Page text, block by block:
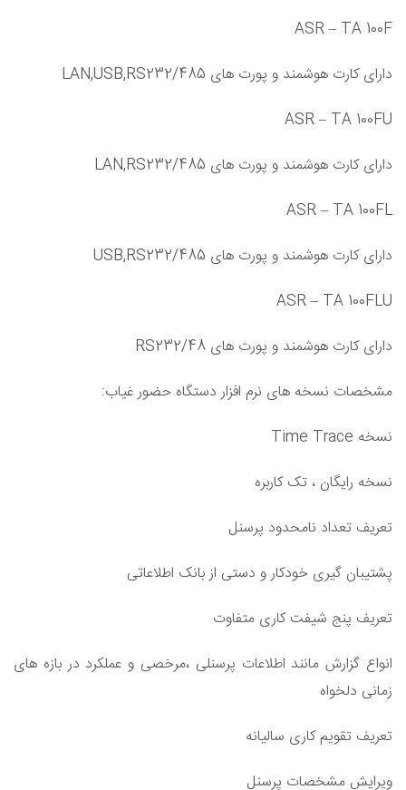
ASR – TA 100F
دارای کارت هوشمند و پورت های LAN,USB,RS232/485
ASR – TA 100FU
دارای کارت هوشمند و پورت های LAN,RS232/485
ASR – TA 100FL
دارای کارت هوشمند و پورت های USB,RS232/485
ASR – TA 100FLU
دارای کارت هوشمند و پورت های RS232/48
مشخصات نسخه های نرم افزار دستگاه حضور غیاب:
نسخه Time Trace
نسخه رایگان ، تک کاربره
تعریف تعداد نامحدود پرسنل
پشتیبان گیری خودکار و دستی از بانک اطلاعاتی
تعریف پنج شیفت کاری متفاوت
انواع گزارش مانند اطلاعات پرسنلی ،مرخصی و عملکرد در بازه های
زمانی دلخواه
تعریف تقویم کاری سالیانه
ویرایش مشخصات پرسنل